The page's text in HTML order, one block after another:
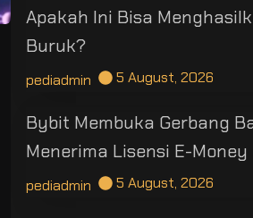
Apakah Ini Bisa
Buruk?
pediadmin 5 August, 2026
Bybit Membuka Gerbang
Menerima Lisensi E-
pediadmin 5 August, 2026